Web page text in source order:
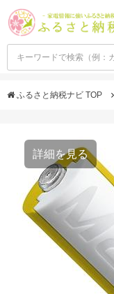
ふるさと納税ナビ TOP
詳細を見る